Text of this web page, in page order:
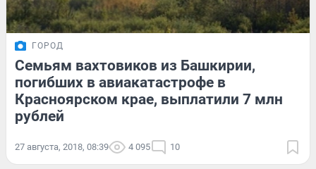
ГОРОД
Семьям вахтовиков из Башкирии,
погибших в авиакатастрофе в
Красноярском крае, выплатили 7 млн
рублей
27 августа, 2018, 08:39 4 095 10